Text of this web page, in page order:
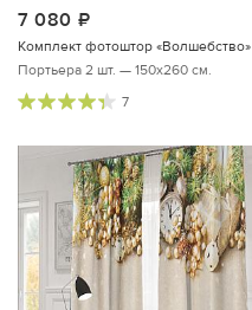
7 080
Комплект фотоштор «Волшебство»
Портьера 2 шт. — 150х260 см.
7